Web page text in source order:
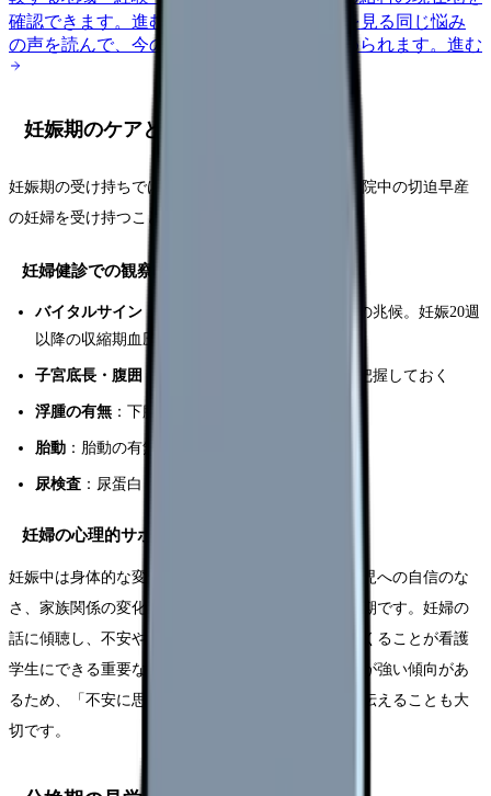
確認できます。 進む 匿名掲示板で本音を見る 同じ悩み
の声を読んで、今の職場だけの問題か確かめられます。 進む
妊娠期のケアと観察ポイント
妊娠期の受け持ちでは、妊婦健診に同行したり、入院中の切迫早産
の妊婦を受け持つことがあります。
妊婦健診での観察事項
バイタルサイン ：血圧上昇は妊娠高血圧症候群の兆候。妊娠20週
以降の収縮期血圧140以上、拡張期90以上に注意
子宮底長・腹囲 ：妊娠週数に応じた正常範囲を把握しておく
浮腫の有無 ：下腿浮腫の程度を指圧で確認
胎動 ：胎動の有無や頻度を妊婦に確認
尿検査 ：尿蛋白・尿糖の結果を確認
妊婦の心理的サポート
妊娠中は身体的な変化に加えて、出産への不安、育児への自信のな
さ、家族関係の変化など、心理的な揺れも大きい時期です。妊婦の
話に傾聴し、不安や疑問を表出しやすい雰囲気をつくることが看護
学生にできる重要な関わりです。特に初産婦は不安が強い傾向があ
るため、「不安に思うことは自然なことですよ」と伝えることも大
切です。